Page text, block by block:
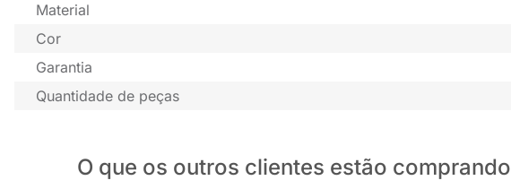
Material
Cor
Garantia
Quantidade de peças
O que os outros clientes estão comprando